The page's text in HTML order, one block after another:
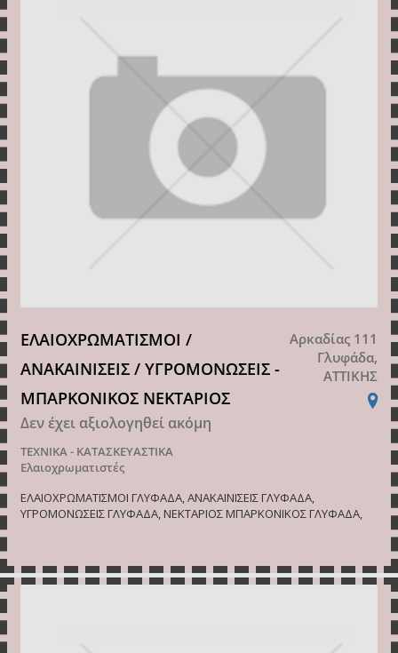
ΕΛΑΙΟΧΡΩΜΑΤΙΣΜΟΙ /
ΑΝΑΚΑΙΝΙΣΕΙΣ / ΥΓΡΟΜΟΝΩΣΕΙΣ -
ΜΠΑΡΚΟΝΙΚΟΣ ΝΕΚΤΑΡΙΟΣ
Δεν έχει αξιολογηθεί ακόμη
ΤΕΧΝΙΚΑ - ΚΑΤΑΣΚΕΥΑΣΤΙΚΑ
Ελαιοχρωματιστές
Αρκαδίας 111
Γλυφάδα,
ΑΤΤΙΚΗΣ
ΕΛΑΙΟΧΡΩΜΑΤΙΣΜΟΙ ΓΛΥΦΑΔΑ, ΑΝΑΚΑΙΝΙΣΕΙΣ ΓΛΥΦΑΔΑ,
ΥΓΡΟΜΟΝΩΣΕΙΣ ΓΛΥΦΑΔΑ, ΝΕΚΤΑΡΙΟΣ ΜΠΑΡΚΟΝΙΚΟΣ ΓΛΥΦΑΔΑ,